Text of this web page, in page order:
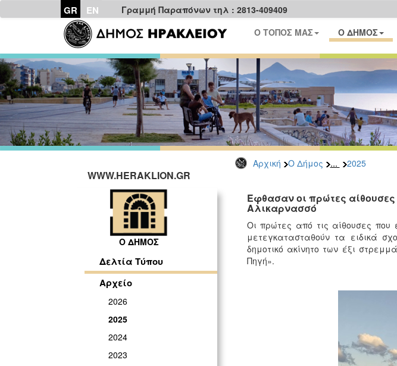
GR EN Γραμμή Παραπόνων τηλ : 2813-409409
Ο ΤΟΠΟΣ ΜΑΣ Ο ΔΗΜΟΣ
Αρχική Ο Δήμος ... 2025
WWW.HERAKLION.GR
Ο ΔΗΜΟΣ
Δελτία Τύπου
Αρχείο
2026
2025
2024
2023
Έφθασαν οι πρώτες
Αλικαρνασσό
Οι πρώτες από τις αίθουσες
μετεγκατασταθούν τα ειδικά
δημοτικό ακίνητο των έξι
Πηγή».